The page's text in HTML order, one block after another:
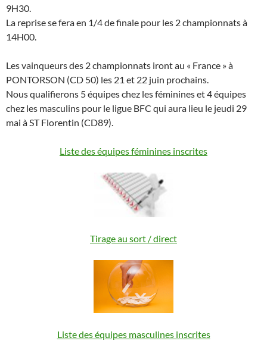
9H30.
La reprise se fera en 1/4 de finale pour les 2 championnats à
14H00.
Les vainqueurs des 2 championnats iront au « France » à
PONTORSON (CD 50) les 21 et 22 juin prochains.
Nous qualifierons 5 équipes chez les féminines et 4 équipes
chez les masculins pour le ligue BFC qui aura lieu le jeudi 29
mai à ST Florentin (CD89).
Liste des équipes féminines inscrites
Tirage au sort / direct
Liste des équipes masculines inscrites